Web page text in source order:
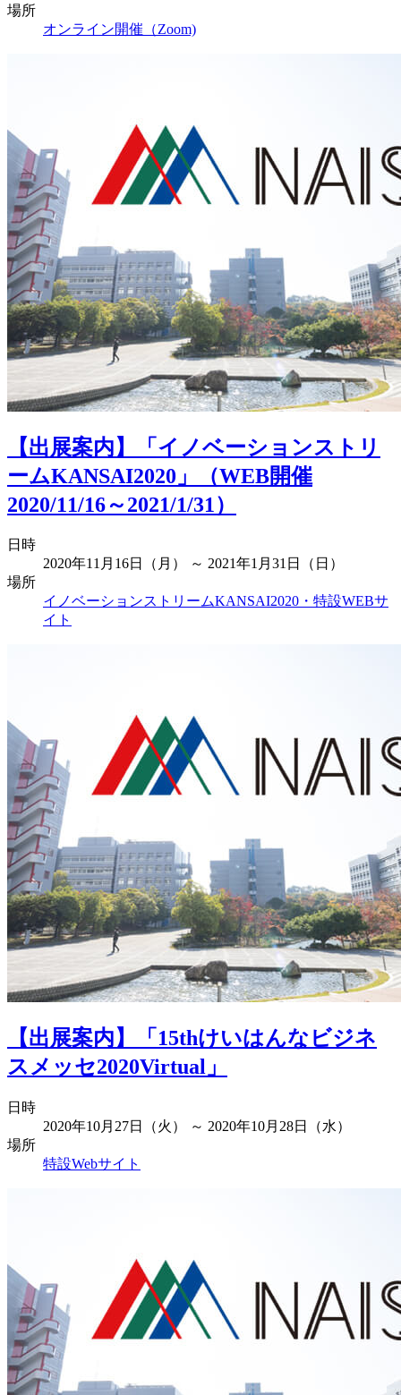
場所
オンライン開催（Zoom)
【出展案内】「イノベーションストリ
ームKANSAI2020」（WEB開催
2020/11/16～2021/1/31）
日時
2020年11月16日（月） ～ 2021年1月31日（日）
場所
イノベーションストリームKANSAI2020・特設WEBサ
イト
【出展案内】「15thけいはんなビジネ
スメッセ2020Virtual」
日時
2020年10月27日（火） ～ 2020年10月28日（水）
場所
特設Webサイト